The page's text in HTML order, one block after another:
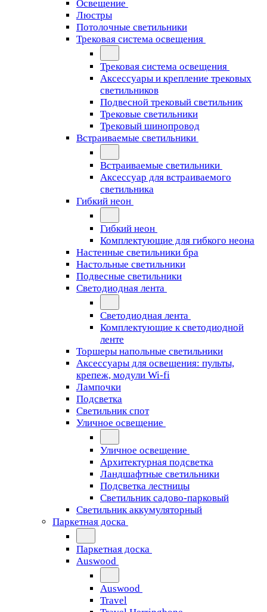
Освещение
Люстры
Потолочные светильники
Трековая система освещения
Трековая система освещения
Аксессуары и крепление трековых
светильников
Подвесной трековый светильник
Трековые светильники
Трековый шинопровод
Встраиваемые светильники
Встраиваемые светильники
Аксессуар для встраиваемого
светильника
Гибкий неон
Гибкий неон
Комплектующие для гибкого неона
Настенные светильники бра
Настольные светильники
Подвесные светильники
Светодиодная лента
Светодиодная лента
Комплектующие к светодиодной
ленте
Торшеры напольные светильники
Аксессуары для освещения: пульты,
крепеж, модули Wi-fi
Лампочки
Подсветка
Светильник спот
Уличное освещение
Уличное освещение
Архитектурная подсветка
Ландшафтные светильники
Подсветка лестницы
Светильник садово-парковый
Светильник аккумуляторный
Паркетная доска
Паркетная доска
Auswood
Auswood
Travel